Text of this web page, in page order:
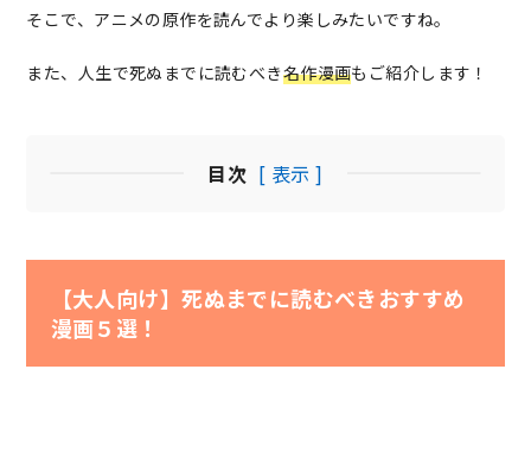
そこで、アニメの原作を読んでより楽しみたいですね。
また、人生で死ぬまでに読むべき名作漫画もご紹介します！
目次 [ 表示 ]
【大人向け】死ぬまでに読むべきおすすめ
漫画５選！